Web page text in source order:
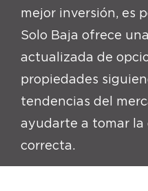
mejor inversión, es
Solo Baja ofrece
actualizada de
propiedades
tendencias del
ayudarte a tomar la
correcta.